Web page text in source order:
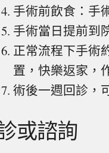
手術前飲食：手
手術當日提前到
正常流程下手術
置，快樂返家，
術後一週回診，
或諮詢